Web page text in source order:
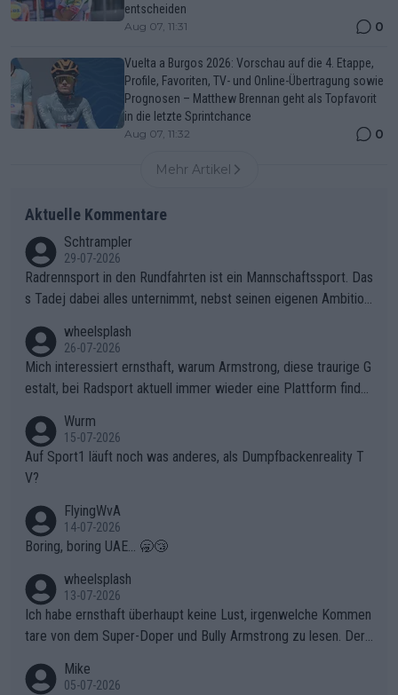
entscheiden
Aug 07, 11:31 0
Vuelta a Burgos 2026: Vorschau auf die 4. Etappe,
Profile, Favoriten, TV- und Online-Übertragung sowie
Prognosen – Matthew Brennan geht als Topfavorit
in die letzte Sprintchance
Aug 07, 11:32 0
Mehr Artikel
Aktuelle Kommentare
Schtrampler
29-07-2026
Radrennsport in den Rundfahrten ist ein Mannschaftssport. Das
s Tadej dabei alles unternimmt, nebst seinen eigenen Ambition
ganze Team auch mental stark zu machen und konkret am Erf
olg teilzuhaben, ist ihm ganz hoch anzurechnen. Das ist ein Zei
chen weit über den Radsport hinaus.
wheelsplash
26-07-2026
Mich interessiert ernsthaft, warum Armstrong, diese traurige G
estalt, bei Radsport aktuell immer wieder eine Plattform finde
Wurm
15-07-2026
Auf Sport1 läuft noch was anderes, als Dumpfbackenreality T
V?
FlyingWvA
14-07-2026
Boring, boring UAE... 🥱😴
wheelsplash
13-07-2026
Ich habe ernsthaft überhaupt keine Lust, irgenwelche Kommen
tare von dem Super-Doper und Bully Armstrong zu lesen. Der
r die gehört nicht in dieses Medium!
Mike
05-07-2026